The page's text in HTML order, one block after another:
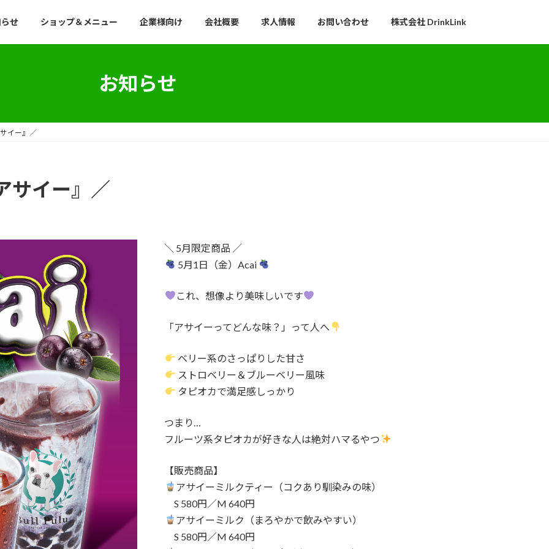
せ ショップ＆メニュー 企業様向け 会社概要 求人情報 お問い合わせ 株式会社 DrinkLink
お知らせ
イー』／
サイー』／
＼ 5月限定商品 ／
5月1日（金）Acai
これ、想像より美味しいです
「アサイーってどんな味？」って人へ
ベリー系のさっぱりした甘さ
ストロベリー＆ブルーベリー風味
タピオカで満足感しっかり
つまり…
フルーツ系タピオカが好きな人は絶対ハマるやつ
【販売商品】
アサイーミルクティー（コクあり馴染みの味）
S 580円／M 640円
アサイーミルク（まろやかで飲みやすい）
S 580円／M 640円